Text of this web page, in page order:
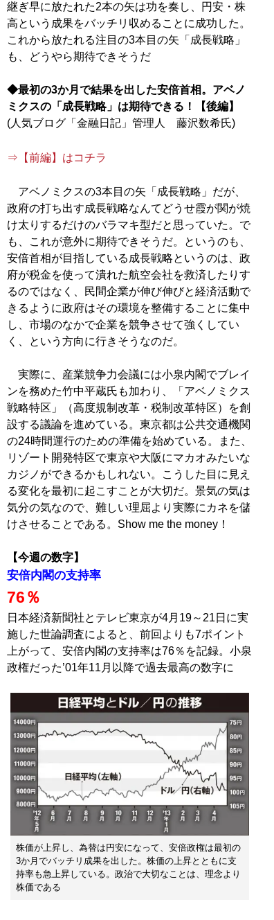
継ぎ早に放たれた2本の矢は功を奏し、円安・株
高という成果をバッチリ収めることに成功した。
これから放たれる注目の3本目の矢「成長戦略」
も、どうやら期待できそうだ
◆最初の3か月で結果を出した安倍首相。アベノ
ミクスの「成長戦略」は期待できる！【後編】
(人気ブログ「金融日記」管理人 藤沢数希氏)
⇒【前編】はコチラ
アベノミクスの3本目の矢「成長戦略」だが、
政府の打ち出す成長戦略なんてどうせ霞が関が焼
け太りするだけのバラマキ型だと思っていた。で
も、これが意外に期待できそうだ。というのも、
安倍首相が目指している成長戦略というのは、政
府が税金を使って潰れた航空会社を救済したりす
るのではなく、民間企業が伸び伸びと経済活動で
きるように政府はその環境を整備することに集中
し、市場のなかで企業を競争させて強くしてい
く、という方向に行きそうなのだ。
実際に、産業競争力会議には小泉内閣でブレイ
ンを務めた竹中平蔵氏も加わり、「アベノミクス
戦略特区」（高度規制改革・税制改革特区）を創
設する議論を進めている。東京都は公共交通機関
の24時間運行のための準備を始めている。また、
リゾート開発特区で東京や大阪にマカオみたいな
カジノができるかもしれない。こうした目に見え
る変化を最初に起こすことが大切だ。景気の気は
気分の気なので、難しい理屈より実際にカネを儲
けさせることである。Show me the money！
【今週の数字】
安倍内閣の支持率
76％
日本経済新聞社とテレビ東京が4月19～21日に実
施した世論調査によると、前回よりも7ポイント
上がって、安倍内閣の支持率は76％を記録。小泉
政権だった’01年11月以降で過去最高の数字に
株価が上昇し、為替は円安になって、安倍政権は最初の
3か月でバッチリ成果を出した。株価の上昇とともに支
持率も急上昇している。政治で大切なことは、理念より
株価である